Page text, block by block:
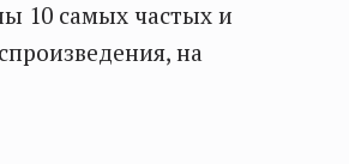
10 самых частых и
на